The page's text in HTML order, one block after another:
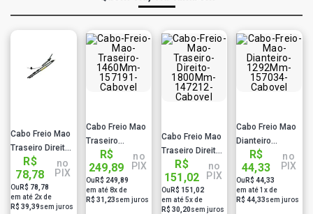
Cabo Freio Mao
Traseiro Direito
2080Mm
157041 Cabovel
R$
78,78
no
PIX
Ou R$ 78,78
em até 2x de
R$ 39,39sem juros
Cabo Freio Mao
Traseiro
1460Mm
157191 Cabovel
R$
249,89
no
PIX
Ou R$ 249,89
em até 8x de
R$ 31,23sem juros
Cabo Freio Mao
Traseiro Direito
1800Mm
147212 Cabovel
R$
151,02
no
PIX
Ou R$ 151,02
em até 5x de
R$ 30,20sem juros
Cabo Freio Mao
Dianteiro
1292Mm
157034 Cabovel
R$
44,33
no
PIX
Ou R$ 44,33
em até 1x de
R$ 44,33sem juros